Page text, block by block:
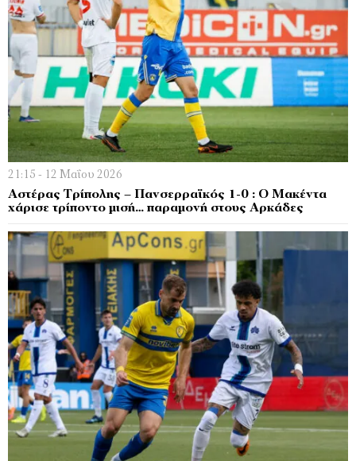
21:15 - 12 Μαΐου 2026
Αστέρας Τρίπολης – Πανσερραϊκός 1-0 : Ο Μακέντα
χάρισε τρίποντο μισή… παραμονή στους Αρκάδες